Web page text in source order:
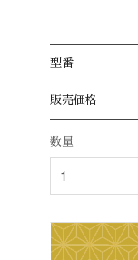
型番
販売価格
数量